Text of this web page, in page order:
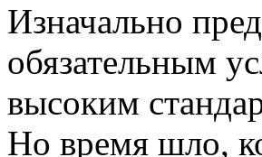
Изначально
обязательным
высоким
Но время шло,